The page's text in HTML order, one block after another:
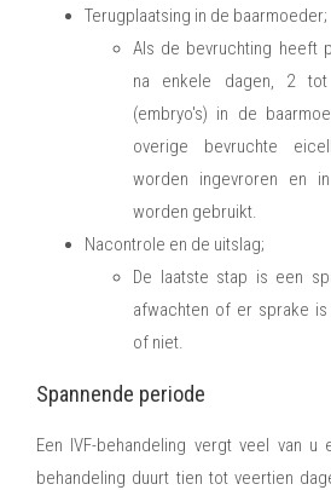
Terugplaatsing in de baarmoeder;
Als de bevruchting heeft
na enkele dagen, 2
(embryo's) in de
overige bevruchte
worden ingevroren en
worden gebruikt.
Nacontrole en de uitslag;
De laatste stap is een
afwachten of er sprake
of niet.
Spannende periode
Een IVF-behandeling vergt veel van u
behandeling duurt tien tot veertien